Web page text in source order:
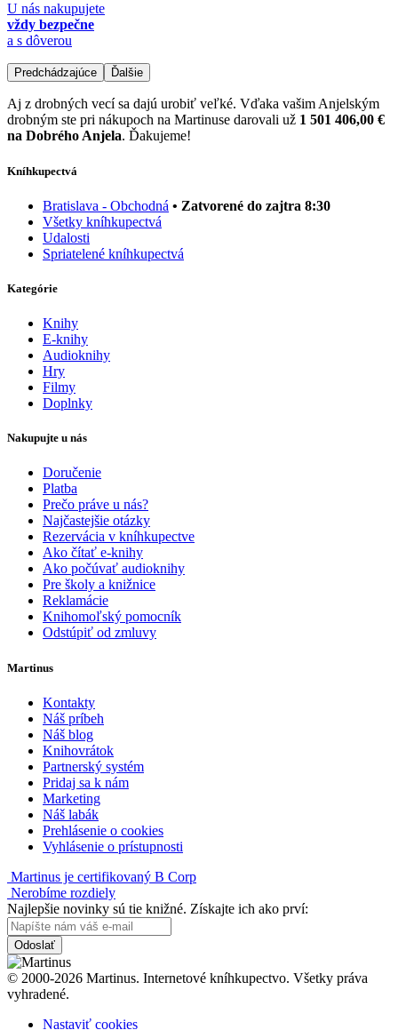
U nás nakupujete
vždy bezpečne
a s dôverou
Predchádzajúce Ďalšie
Aj z drobných vecí sa dajú urobiť veľké. Vďaka vašim Anjelským
drobným ste pri nákupoch na Martinuse darovali už 1 501 406,00 €
na Dobrého Anjela. Ďakujeme!
Kníhkupectvá
Bratislava - Obchodná • Zatvorené do zajtra 8:30
Všetky kníhkupectvá
Udalosti
Spriatelené kníhkupectvá
Kategórie
Knihy
E-knihy
Audioknihy
Hry
Filmy
Doplnky
Nakupujte u nás
Doručenie
Platba
Prečo práve u nás?
Najčastejšie otázky
Rezervácia v kníhkupectve
Ako čítať e-knihy
Ako počúvať audioknihy
Pre školy a knižnice
Reklamácie
Knihomoľský pomocník
Odstúpiť od zmluvy
Martinus
Kontakty
Náš príbeh
Náš blog
Knihovrátok
Partnerský systém
Pridaj sa k nám
Marketing
Náš labák
Prehlásenie o cookies
Vyhlásenie o prístupnosti
Martinus je certifikovaný B Corp
Nerobíme rozdiely
Najlepšie novinky sú tie knižné. Získajte ich ako prví:
Odoslať
© 2000-2026 Martinus. Internetové kníhkupectvo. Všetky práva
vyhradené.
Nastaviť cookies